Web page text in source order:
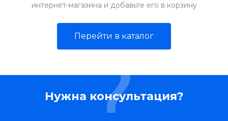
интернет-магазина и добавьте его в корзину
Перейти в каталог
Нужна консультация?